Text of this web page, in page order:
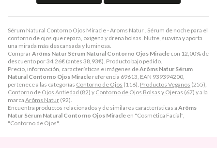
Sérum Natural Contorno Ojos Miracle - Aroms Natur . Sérum de noche para el
contorno de ojos que repara, oxigena y drena bolsas. Nutre, suaviza y aporta
una mirada más descansada y luminosa.
ComprarArôms Natur Sérum Natural Contorno Ojos Miracle con 12,00% de
descuento por34,26€ (antes 38,93€). Producto bajo pedido.
Precio, información, características e imágenes deArôms Natur Sérum
Natural Contorno Ojos Miracle referencia 69613, EAN 939394200,
pertenece a las categorías Contorno de Ojos (116), Productos Veganos (255),
Contorno de Ojos Antiedad (82) y Contorno de Ojos Bolsas y Ojeras (67) y a la
marca Arôms Natur (92).
Encuentra productos relacionados y de similares características a Arôms
Natur Sérum Natural Contorno Ojos Miracle en "Cosmética Facial",
"Contorno de Ojos".